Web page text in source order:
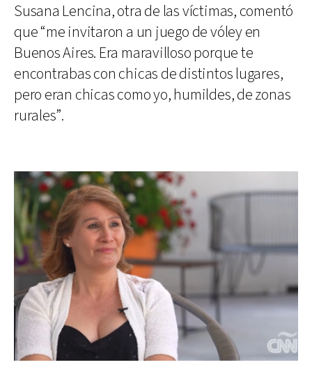
Susana Lencina, otra de las víctimas, comentó
que “me invitaron a un juego de vóley en
Buenos Aires. Era maravilloso porque te
encontrabas con chicas de distintos lugares,
pero eran chicas como yo, humildes, de zonas
rurales”.